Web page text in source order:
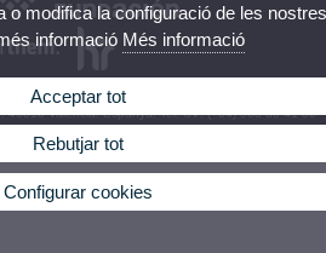
46010 València. Espanya. Tel. UV: (+34) 963 86 41 00
privacitat|Cookies
o modifica la configuració de les
informació Més informació
Acceptar tot
Rebutjar tot
Configurar cookies